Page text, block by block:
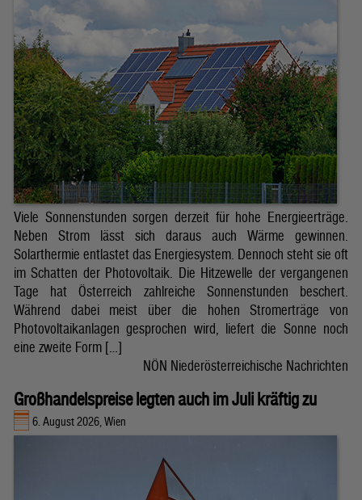
Viele Sonnenstunden sorgen derzeit für hohe Energieerträge.
Neben Strom lässt sich daraus auch Wärme gewinnen.
Solarthermie entlastet das Energiesystem. Dennoch steht sie oft
im Schatten der Photovoltaik. Die Hitzewelle der vergangenen
Tage hat Österreich zahlreiche Sonnenstunden beschert.
Während dabei meist über die hohen Stromerträge von
Photovoltaikanlagen gesprochen wird, liefert die Sonne noch
eine zweite Form […]
NÖN Niederösterreichische Nachrichten
Großhandelspreise legten auch im Juli kräftig zu
6. August 2026, Wien